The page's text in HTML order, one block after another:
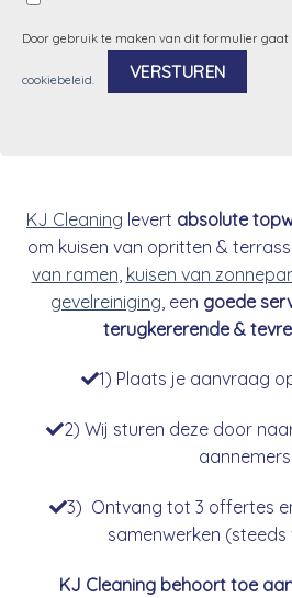
Door gebruik te maken van dit formulier gaat
cookiebeleid.
KJ Cleaning levert absolute
om kuisen van opritten &
van ramen kuisen van
gevelreiniging , een goede
terugkererende &
1) Plaats je aanvraag
2) Wij sturen deze door
aannemers.
3) Ontvang tot 3 offertes
samenwerken (steeds
KJ Cleaning behoort toe